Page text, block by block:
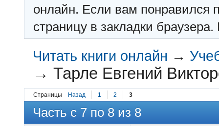
онлайн. Если вам понравился
страницу в закладки
Читать книги онлайн →
→Тарле Евгений
Страницы Назад 1 2 3
Часть с 7 по 8 из 8